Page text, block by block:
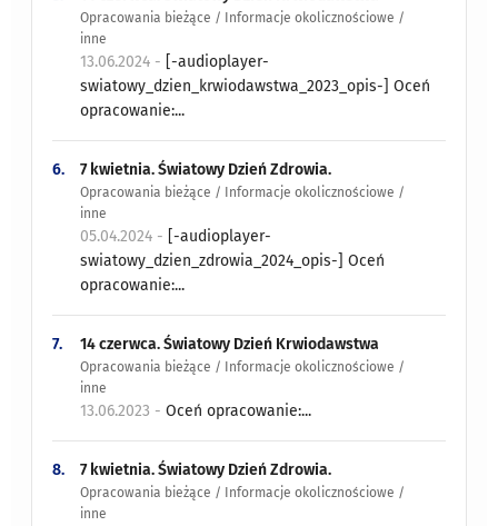
Opracowania bieżące / Informacje okolicznościowe /
inne
13.06.2024 - [-audioplayer-
swiatowy_dzien_krwiodawstwa_2023_opis-] Oceń
opracowanie:...
6. 7 kwietnia. Światowy Dzień Zdrowia.
Opracowania bieżące / Informacje okolicznościowe /
inne
05.04.2024 - [-audioplayer-
swiatowy_dzien_zdrowia_2024_opis-] Oceń
opracowanie:...
7. 14 czerwca. Światowy Dzień Krwiodawstwa
Opracowania bieżące / Informacje okolicznościowe /
inne
13.06.2023 -Oceń opracowanie:...
8. 7 kwietnia. Światowy Dzień Zdrowia.
Opracowania bieżące / Informacje okolicznościowe /
inne